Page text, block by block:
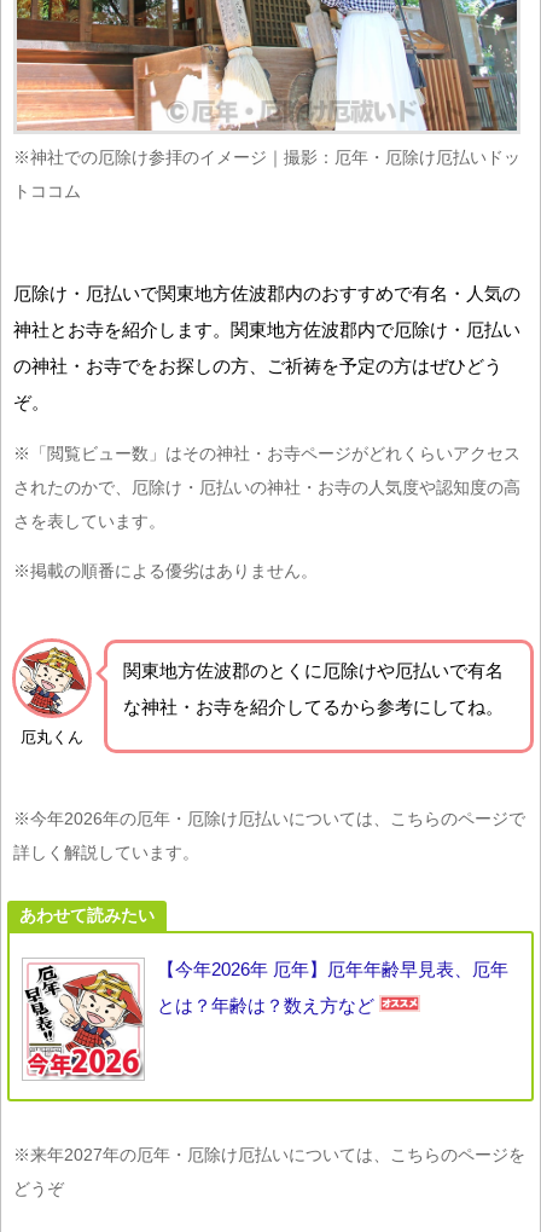
※神社での厄除け参拝のイメージ｜撮影：厄年・厄除け厄払いドッ
トココム
厄除け・厄払いで関東地方佐波郡内のおすすめで有名・人気の
神社とお寺を紹介します。関東地方佐波郡内で厄除け・厄払い
の神社・お寺でをお探しの方、ご祈祷を予定の方はぜひどう
ぞ。
※「閲覧ビュー数」はその神社・お寺ページがどれくらいアクセス
されたのかで、厄除け・厄払いの神社・お寺の人気度や認知度の高
さを表しています。
※掲載の順番による優劣はありません。
厄丸くん
関東地方佐波郡のとくに厄除けや厄払いで有名
な神社・お寺を紹介 してるから参考にしてね。
※今年2026年の厄年・厄除け厄払いについては、こちらのページで
詳しく解説しています。
あわせて読みたい
【今年2026年 厄年】厄年年齢早見表、厄年
とは？年齢は？数え方など
※来年2027年の厄年・厄除け厄払いについては、こちらのページを
どうぞ